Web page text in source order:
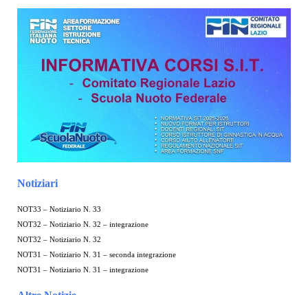
Notiziari
NOT33 – Notiziario N. 33
NOT32 – Notiziario N. 32 – integrazione
NOT32 – Notiziario N. 32
NOT31 – Notiziario N. 31 – seconda integrazione
NOT31 – Notiziario N. 31 – integrazione